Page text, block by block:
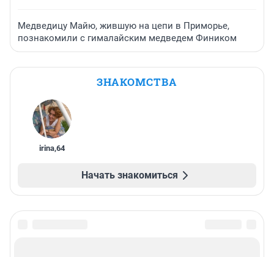
Медведицу Майю, жившую на цепи в Приморье,
познакомили с гималайским медведем Фиником
ЗНАКОМСТВА
irina,64
Начать знакомиться